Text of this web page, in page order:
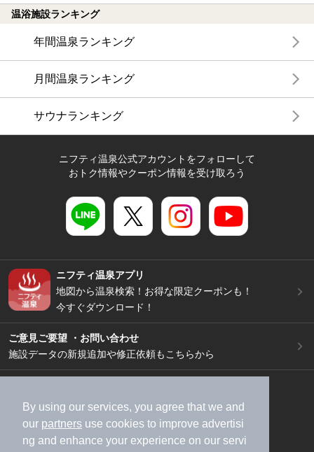
By using our services, you agree that we and
our partners use cookies to improve advertisi
ng and enhance your experience on our servi
温浴施設ランキング
年間温泉ランキング
月間温泉ランキング
サウナランキング
ニフティ温泉公式アカウントをフォローして
おトク情報やクーポン情報を受け取ろう
ニフティ温泉アプリ
地図から温泉検索！お得な限定クーポンも！
今すぐダウンロード！
ご意見ご要望 ・お問い合わせ
施設データの新規追加や修正依頼もこちらから
加盟店募集（資料請求）
広告出稿のご案内
利用規約
ライフスタイルMEMBERS+規約
特定商取引法に基づく表記
ヘルプ 採用情報